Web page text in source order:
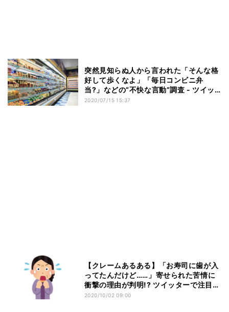
突然見知らぬ人から言われた「そんな格
好して歩くなよ」「毎日コンビニ弁
当?」などの“不快な言動”調査 - ツイッ
ターで話題の「ポテサラ事件」、あなた
2020/07/15 15:37
【クレームあるある】「お寿司に歯が入
ってたんだけど……」寄せられた苦情に
衝撃の理由が判明!? ツイッターで注目集
める
2020/10/02 09:00